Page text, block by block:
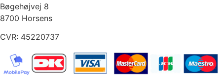
Bøgehøjvej 8
8700 Horsens
CVR: 45220737